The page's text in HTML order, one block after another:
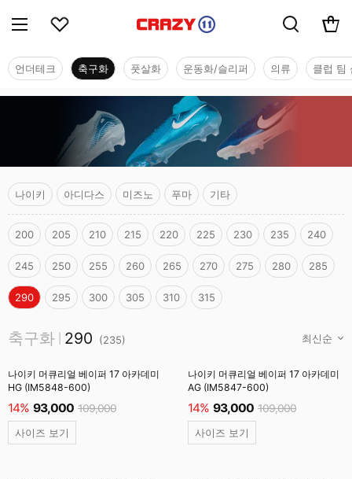
언더테크 축구화 풋살화 운동화/슬리퍼 의류 클럽 팀
나이키 아디다스 미즈노 푸마 기타
200 205 210 215 220 225 230 235 240
245 250 255 260 265 270 275 280 285
290 295 300 305 310 315
축구화 290 (235)
나이키 머큐리얼 베이퍼 17 아카데미
HG (IM5848-600)
14% 93,000 109,000
사이즈 보기
나이키 머큐리얼 베이퍼 17 아카데미
AG (IM5847-600)
14% 93,000 109,000
사이즈 보기